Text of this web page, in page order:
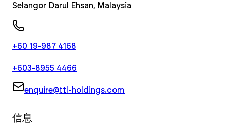
Selangor Darul Ehsan, Malaysia
+60 19-987 4168
+603-8955 4466
enquire@ttl-holdings.com
信息